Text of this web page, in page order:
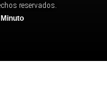
reservados.